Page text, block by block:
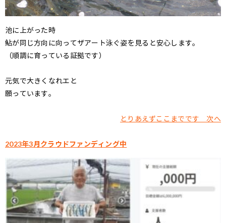
池に上がった時
鮎が同じ方向に向ってザアート泳ぐ姿を見ると安心します。
（順調に育っている証拠です）
元気で大きくなれエと
願っています。
とりあえずここまでです 次へ
2023年3月クラウドファンディング中